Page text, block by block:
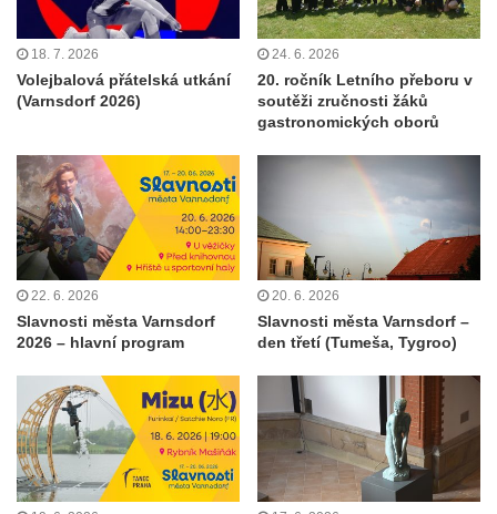
18. 7. 2026
Volejbalová přátelská utkání
(Varnsdorf 2026)
24. 6. 2026
20. ročník Letního přeboru v
soutěži zručnosti žáků
gastronomických oborů
22. 6. 2026
Slavnosti města Varnsdorf
2026 – hlavní program
20. 6. 2026
Slavnosti města Varnsdorf –
den třetí (Tumeša, Tygroo)